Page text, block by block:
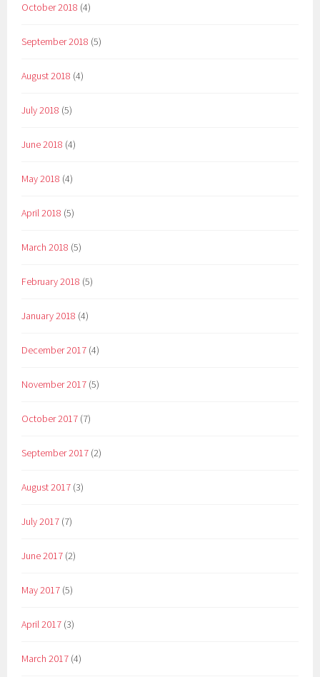
October 2018 (4)
September 2018 (5)
August 2018 (4)
July 2018 (5)
June 2018 (4)
May 2018 (4)
April 2018 (5)
March 2018 (5)
February 2018 (5)
January 2018 (4)
December 2017 (4)
November 2017 (5)
October 2017 (7)
September 2017 (2)
August 2017 (3)
July 2017 (7)
June 2017 (2)
May 2017 (5)
April 2017 (3)
March 2017 (4)